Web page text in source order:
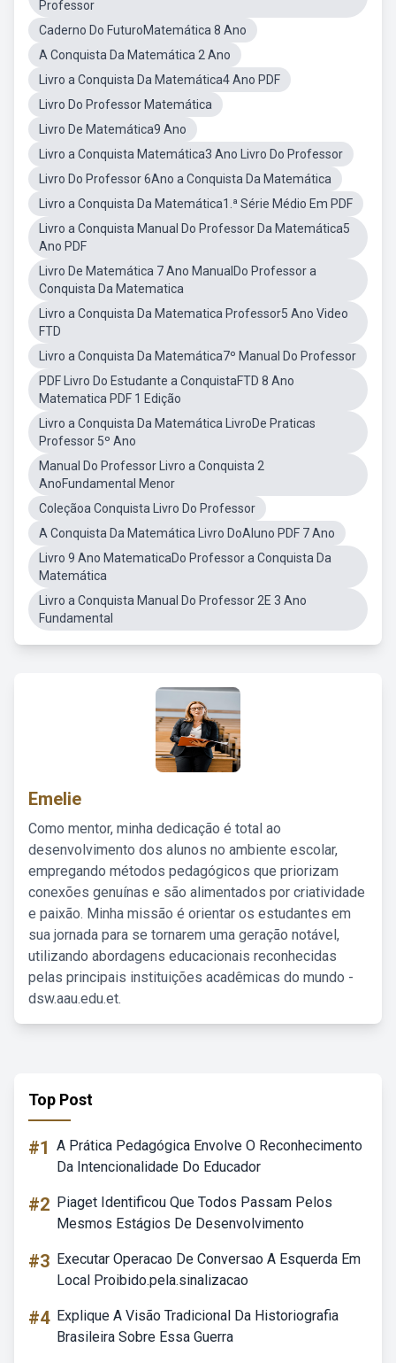
Professor
Caderno Do FuturoMatemática 8 Ano
A Conquista Da Matemática 2 Ano
Livro a Conquista Da Matemática4 Ano PDF
Livro Do Professor Matemática
Livro De Matemática9 Ano
Livro a Conquista Matemática3 Ano Livro Do Professor
Livro Do Professor 6Ano a Conquista Da Matemática
Livro a Conquista Da Matemática1.ª Série Médio Em PDF
Livro a Conquista Manual Do Professor Da Matemática5
Ano PDF
Livro De Matemática 7 Ano ManualDo Professor a
Conquista Da Matematica
Livro a Conquista Da Matematica Professor5 Ano Video
FTD
Livro a Conquista Da Matemática7º Manual Do Professor
PDF Livro Do Estudante a ConquistaFTD 8 Ano
Matematica PDF 1 Edição
Livro a Conquista Da Matemática LivroDe Praticas
Professor 5º Ano
Manual Do Professor Livro a Conquista 2
AnoFundamental Menor
Coleçãoa Conquista Livro Do Professor
A Conquista Da Matemática Livro DoAluno PDF 7 Ano
Livro 9 Ano MatematicaDo Professor a Conquista Da
Matemática
Livro a Conquista Manual Do Professor 2E 3 Ano
Fundamental
Emelie
Como mentor, minha dedicação é total ao
desenvolvimento dos alunos no ambiente escolar,
empregando métodos pedagógicos que priorizam
conexões genuínas e são alimentados por criatividade
e paixão. Minha missão é orientar os estudantes em
sua jornada para se tornarem uma geração notável,
utilizando abordagens educacionais reconhecidas
pelas principais instituições acadêmicas do mundo -
dsw.aau.edu.et.
Top Post
#1 A Prática Pedagógica Envolve O Reconhecimento
Da Intencionalidade Do Educador
#2 Piaget Identificou Que Todos Passam Pelos
Mesmos Estágios De Desenvolvimento
#3 Executar Operacao De Conversao A Esquerda Em
Local Proibido.pela.sinalizacao
#4 Explique A Visão Tradicional Da Historiografia
Brasileira Sobre Essa Guerra